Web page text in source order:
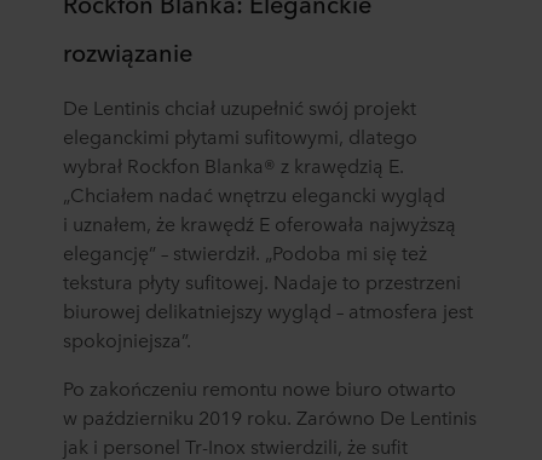
rozwiązanie
De Lentinis chciał uzupełnić swój projekt
eleganckimi płytami sufitowymi, dlatego
wybrał Rockfon Blanka® z krawędzią E.
„Chciałem nadać wnętrzu elegancki wygląd
i uznałem, że krawędź E oferowała najwyższą
elegancję” – stwierdził. „Podoba mi się też
tekstura płyty sufitowej. Nadaje to przestrzeni
biurowej delikatniejszy wygląd – atmosfera jest
spokojniejsza”.
Po zakończeniu remontu nowe biuro otwarto
w październiku 2019 roku. Zarówno De Lentinis
jak i personel Tr-Inox stwierdzili, że sufit